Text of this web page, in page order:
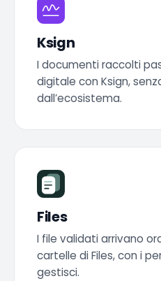
Ksign
I documenti raccolti
digitale con Ksign,
dall’ecosistema.
Files
I file validati arrivano
cartelle di Files, con i
gestisci.